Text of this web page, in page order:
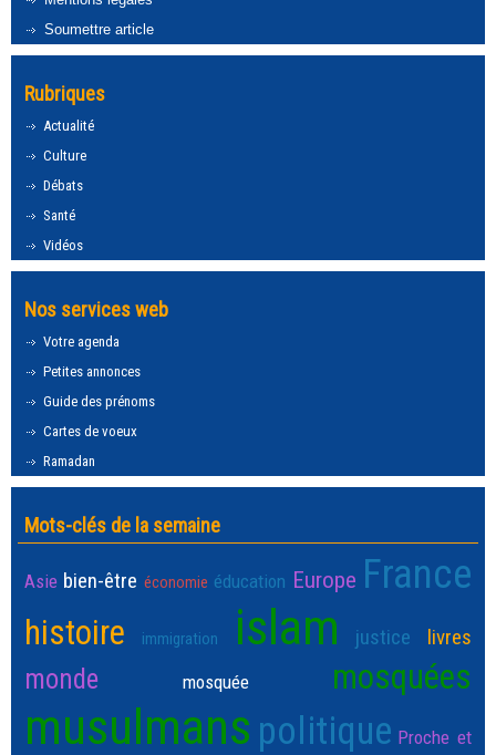
Soumettre article
Rubriques
Actualité
Culture
Débats
Santé
Vidéos
Nos services web
Votre agenda
Petites annonces
Guide des prénoms
Cartes de voeux
Ramadan
Mots-clés de la semaine
Asie bien-être économie éducation Europe France
histoire immigration islam justice livres
monde mosquée mosquées
musulmans politique Proche et